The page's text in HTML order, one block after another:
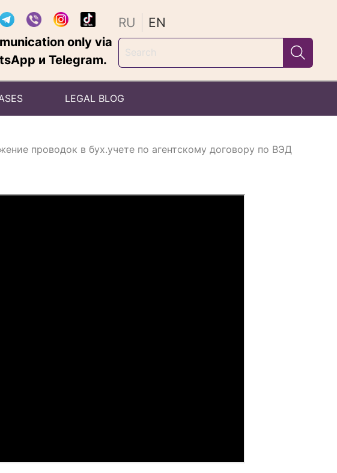
only via
и Telegram.
EN
RU
LEGAL BLOG
проводок в бух.учете по агентскому договору по ВЭД